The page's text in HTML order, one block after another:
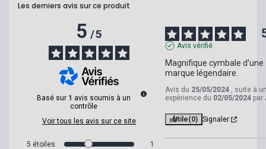
Les derniers avis sur ce produit
5/5
Basé sur 1 avis soumis à un
contrôle
Voir tous les avis sur ce site
5 étoiles
1
Avis vérifié
Magnifique cymbale d'une
marque légendaire.
Avis du 25/05/2024 , suite à
expérience du 02/05/2024 par
Utile(0) Signaler